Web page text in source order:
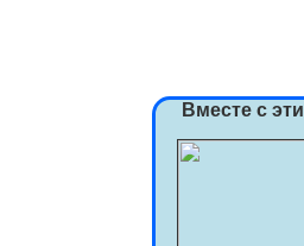
Вместе с